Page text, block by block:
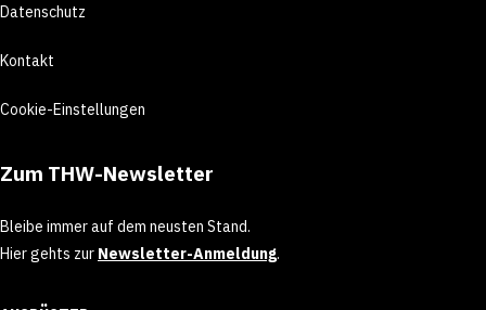
Datenschutz
Kontakt
Cookie-Einstellungen
Zum THW-Newsletter
Bleibe immer auf dem neusten Stand.
Hier gehts zur Newsletter-Anmeldung.